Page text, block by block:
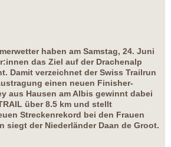
haben am Samstag, 24. Juni
das Ziel auf der Drachenalp
Damit verzeichnet der Swiss Trailrun
einen neuen Finisher-
aus Hausen am Albis gewinnt dabei
über 8.5 km und stellt
Streckenrekord bei den Frauen
siegt der Niederländer Daan de Groot.